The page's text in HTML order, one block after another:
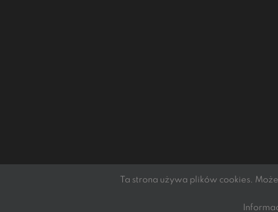
Podmiotem świadczącym obsługę płatności online jest mElements
Copyright 2021 - 2022 | DGTL Kibil Piecuch i Wspólnicy S.K.A. | All
Ta strona używa plików cookies.